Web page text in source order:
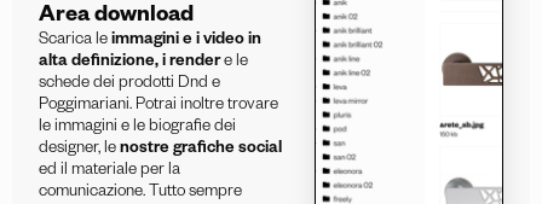
Area download
Scarica leimmagini e i video in
alta definizione, i rendere le
schede dei prodotti Dnd e
Poggimariani. Potrai inoltre trovare
le immagini e le biografie dei
designer, lenostre grafiche social
ed il materiale per la
comunicazione. Tutto sempre